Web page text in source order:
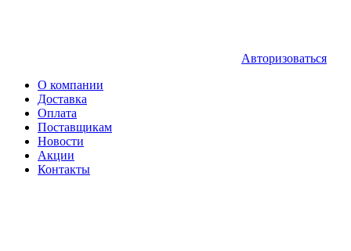
Авторизоваться
О компании
Доставка
Оплата
Поставщикам
Новости
Акции
Контакты